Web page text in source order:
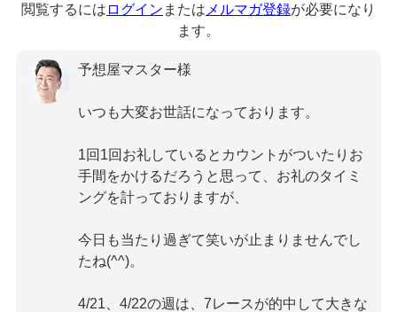
閲覧するには ログイン または メルマガ登録が必要になり
ます。
予想屋マスター様
いつも大変お世話になっております。
1回1回お礼しているとカウントがついたりお
手間をかけるだろうと思って、お礼のタイミ
ングを計っておりますが、
今日も当たり過ぎて笑いが止まりませんでし
たね(^^)。
4/21、4/22の週は、7レースが的中して大きな